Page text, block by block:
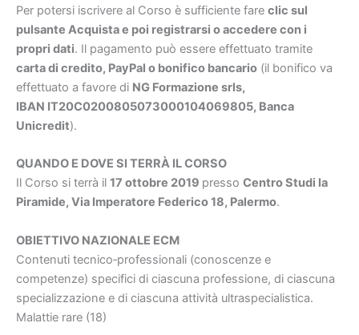
Per potersi iscrivere al Corso è sufficiente fare clic sul
pulsante Acquista e poi registrarsi o accedere con i
propri dati. Il pagamento può essere effettuato tramite
carta di credito, PayPal o bonifico bancario (il bonifico va
effettuato a favore di NG Formazione srls,
IBAN IT20C0200805073000104069805, Banca
Unicredit).
QUANDO E DOVE SI TERRÀ IL CORSO
Il Corso si terrà il 17 ottobre 2019 presso Centro Studi la
Piramide, Via Imperatore Federico 18, Palermo.
OBIETTIVO NAZIONALE ECM
Contenuti tecnico‐professionali (conoscenze e
competenze) specifici di ciascuna professione, di ciascuna
specializzazione e di ciascuna attività ultraspecialistica.
Malattie rare (18)